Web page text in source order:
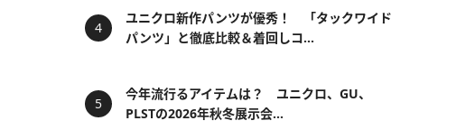
ユニクロ新作パンツが優秀！ 「タックワイド
パンツ」と徹底比較＆着回しコ...
今年流行るアイテムは？ ユニクロ、GU、
PLSTの2026年秋冬展示会...